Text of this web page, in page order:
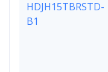
HDJH15TBRSTD-
B1